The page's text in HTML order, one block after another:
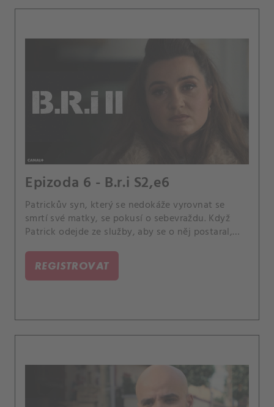
Epizoda 6 - B.r.i S2,e6
Patrickův syn, který se nedokáže vyrovnat se
smrtí své matky, se pokusí o sebevraždu. Když
Patrick odejde ze služby, aby se o něj postaral,
REGISTROVAT